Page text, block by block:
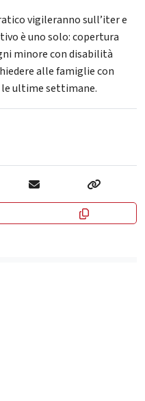
vigileranno sull’iter e
è uno solo: copertura
minore con disabilità
alle famiglie con
ultime settimane.